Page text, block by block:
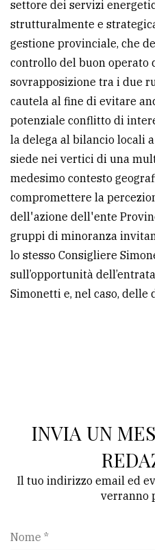
settore dei servizi
strutturalmente e
gestione provinciale, che
controllo del buon operato
sovrapposizione tra i due
cautela al fine di evitare
potenziale conflitto di
la delega al bilancio locali
siede nei vertici di una
medesimo contesto
compromettere la
dell'azione dell'ente
gruppi di minoranza
lo stesso Consigliere
sull’opportunità
Simonetti e, nel caso, delle
INVIA UN
Il tuo indirizzo email ed
verranno
Nome *